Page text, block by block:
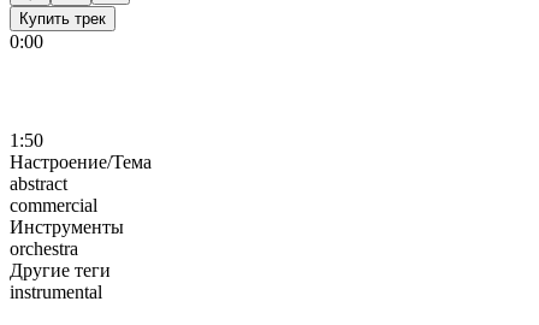
Купить трек
0:00
1:50
Настроение/Тема
abstract
commercial
Инструменты
orchestra
Другие теги
instrumental